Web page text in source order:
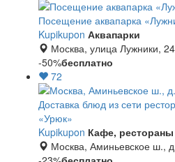
Посещение аквапарка
Kupikupon Аквапарки
Москва, улица Лужники,
-50%бесплатно
72
Доставка блюд из сети
«Урюк»
Kupikupon Кафе, рестораны
Москва, Аминьевское ш.,